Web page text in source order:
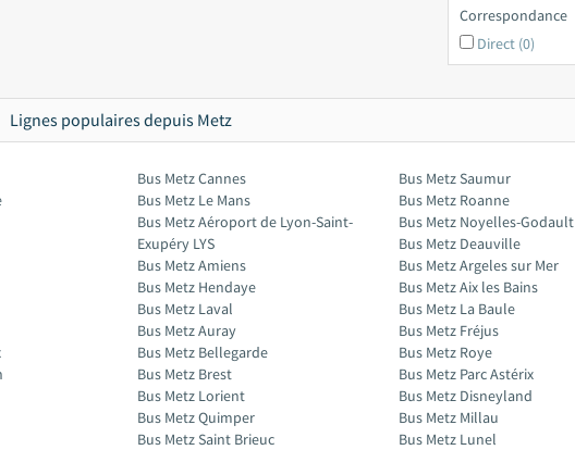
Correspondance
Direct (0)
Lignes populaires depuis Metz
Bus Metz Cannes
Bus Metz Le Mans
Bus Metz Aéroport de Lyon-Saint-
Exupéry LYS
Bus Metz Amiens
Bus Metz Hendaye
Bus Metz Laval
Bus Metz Auray
Bus Metz Bellegarde
Bus Metz Brest
Bus Metz Lorient
Bus Metz Quimper
Bus Metz Saint Brieuc
Bus Metz Saumur
Bus Metz Roanne
Bus Metz Noyelles-Godault
Bus Metz Deauville
Bus Metz Argeles sur Mer
Bus Metz Aix les Bains
Bus Metz La Baule
Bus Metz Fréjus
Bus Metz Roye
Bus Metz Parc Astérix
Bus Metz Disneyland
Bus Metz Millau
Bus Metz Lunel